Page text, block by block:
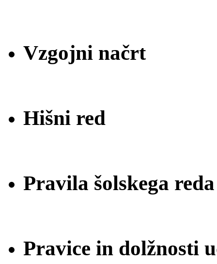
Vzgojni načrt
Hišni red
Pravila šolskega reda
Pravice in dolžnosti